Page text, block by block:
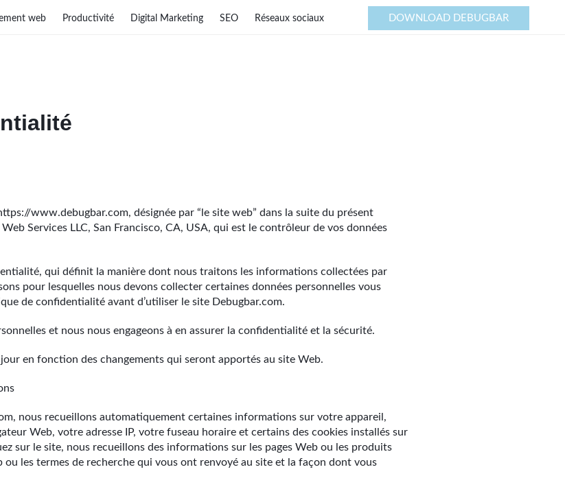
www.debugbar.com, désignée par “le site web” dans la suite du présent
Services LLC, San Francisco, CA, USA, qui est le contrôleur de vos données
qui définit la manière dont nous traitons les informations collectées par
pour lesquelles nous devons collecter certaines données personnelles vous
de confidentialité avant d’utiliser le site Debugbar.com.
et nous nous engageons à en assurer la confidentialité et la sécurité.
en fonction des changements qui seront apportés au site Web.
nous recueillons automatiquement certaines informations sur votre appareil,
Web, votre adresse IP, votre fuseau horaire et certains des cookies installés sur
sur le site, nous recueillons des informations sur les pages Web ou les produits
ou les termes de recherche qui vous ont renvoyé au site et la façon dont vous
web Productivité Digital Marketing SEO Réseaux sociaux DOWNLOAD DEBUGBAR